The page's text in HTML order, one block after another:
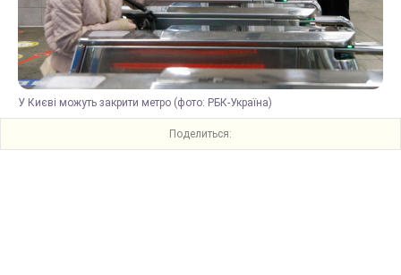
У Києві можуть закрити метро (фото: РБК-Україна)
Поделиться: